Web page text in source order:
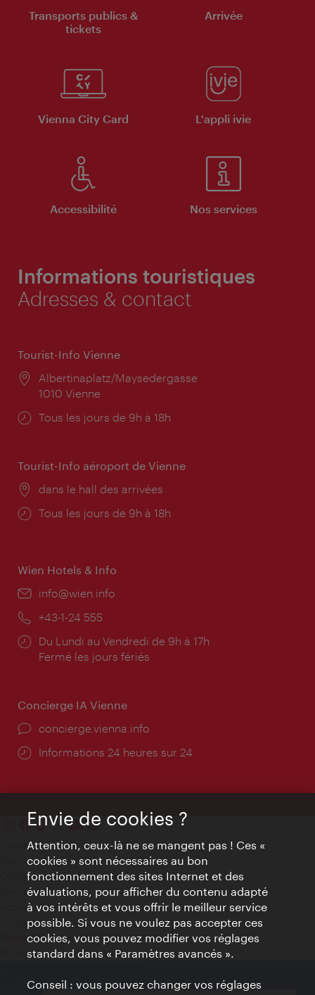
Transports publics &
tickets
Arrivée
Vienna City Card L'appli ivie
Accessibilité Nos services
Informations touristiques
Adresses & contact
Tourist-Info Vienne
Lieu:
Albertinaplatz/Maysedergasse
1010 Vienne
Horaires
Tous les jours de 9h à 18h
Tourist-Info aéroport de Vienne
Lieu:
dans le hall des arrivées
Horaires
Tous les jours de 9h à 18h
Wien Hotels & Info
E-
info@wien.info
Téléphone:
+43-1-24 555
Horaires
d'ouverture:
Du Lundi au Vendredi de 9h à 17h
Fermé les jours fériés
Concierge IA Vienne
Ort:
concierge.vienna.info
Öffnungszeiten:
Informations 24 heures sur 24
Contact
Mentions obligatoires
Charte sur le respect de la vie privée
Terms of Use
Accessibilité
Contact presse
Paramètres de cookies
© Copyright WienTourismus
Envie de cookies ?
Attention, ceux-là ne se mangent pas ! Ces «
cookies » sont nécessaires au bon
fonctionnement des sites Internet et des
évaluations, pour afficher du contenu adapté
à vos intérêts et vous offrir le meilleur service
possible. Si vous ne voulez pas accepter ces
cookies, vous pouvez modifier vos réglages
standard dans « Paramètres avancés ».
Conseil : vous pouvez changer vos réglages